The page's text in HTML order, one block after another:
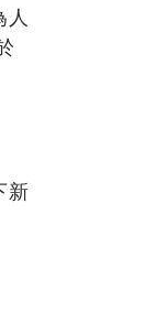
人
新